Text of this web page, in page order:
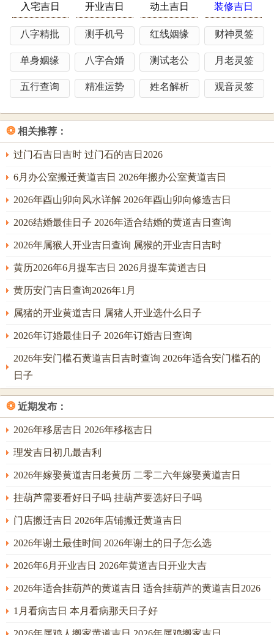
此日最妙之处在于地支未与流年午火形成「午未合」，此合
姻之聘礼交接。
行此日之礼，宜选未时未时与日支未土伏吟，又与年支午火
六盒，气场最为稳定，即便礼单中有部分条款先前未达成统
一，此时商议，对方亦多愿让步。需避卯时因卯时与月令卯
木并旺，加重「卯午破」之力，易在装彩礼的箱匣、红布包
裹上出现不吉之兆，又，此日冲煞在牛，属牛者若为送聘主
理人则宜请属羊者从旁协助，以未冲丑，反成破而后立之
而现，命理谓之「火炎土燥」；在此气场下行送彩礼之事，
最易出现双方情绪高涨，言辞激烈之象，虽本意皆诚，然火
旺克金，金主契约，易在礼单细节，承诺条款上产生反复。
故四月吉日，非金水两旺之辰不能取用；农历四月初九癸巳
干之水直下制火，使表面之热烈归于内心之冷静。
行聘之时宜将礼金与礼品清单分两份文书书写。一份大红、
一份粉红，取「火中见水，红中带润」之意，可防口舌。尤
其利于经商之两家人此日送聘，后续合伙经营或互相帮衬之
事，易得财星护佑。
然此日冲煞在猪，属猪者若为新人一方，则送聘当日，新郎
不宜亲自前往，可托付叔伯代行，自身在家中静候，以应
「冲喜」之局，反主婚后事业能得贵人提携。
至四月廿一乙巳日。乙木坐巳火，木生火势，看似凶险，然
到家族长辈广泛认可。
送聘时宜将聘礼中的首饰、金器以绿布包裹。取「木能疏
土，金得所安」之义，使金不被旺火所克，保财货之安稳，
若两家之中有属马者，此日尤吉，因午马为年支，与日支巳
入宅吉日 开业吉日 动土吉日 装修吉日
八字精批 测手机号 红线姻缘 财神灵签
单身姻缘 八字合婚 测试老公 月老灵签
五行查询 精准运势 姓名解析 观音灵签
❂ 相关推荐：
过门石吉日吉时 过门石的吉日2026
6月办公室搬迁黄道吉日 2026年搬办公室黄道吉日
2026年酉山卯向风水详解 2026年酉山卯向修造吉日
2026结婚最佳日子 2026年适合结婚的黄道吉日查询
2026年属猴人开业吉日查询 属猴的开业吉日吉时
黄历2026年6月提车吉日 2026月提车黄道吉日
黄历安门吉日查询2026年1月
属猪的开业黄道吉日 属猪人开业选什么日子
2026年订婚最佳日子 2026年订婚吉日查询
2026年安门槛石黄道吉日吉时查询 2026年适合安门槛石的
日子
❂ 近期发布：
2026年移居吉日 2026年移柩吉日
理发吉日初几最吉利
2026年嫁娶黄道吉日老黄历 二零二六年嫁娶黄道吉日
挂葫芦需要看好日子吗 挂葫芦要选好日子吗
门店搬迁吉日 2026年店铺搬迁黄道吉日
2026年谢土最佳时间 2026年谢土的日子怎么选
2026年6月开业吉日 2026年黄道吉日开业大吉
2026年适合挂葫芦的黄道吉日 适合挂葫芦的黄道吉日2026
1月看病吉日 本月看病那天日子好